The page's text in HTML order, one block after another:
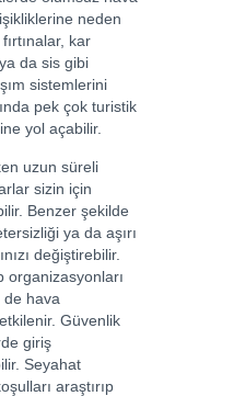
neden
kar
ya da sis gibi
sistemlerini
pek çok turistik
yol açabilir.
uzun süreli
sizin için
Benzer şekilde
ya da aşırı
değiştirebilir.
organizasyonları
de hava
Güvenlik
giriş
Seyahat
araştırıp